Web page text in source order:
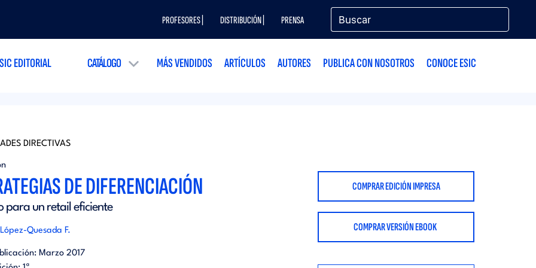
PROFESORES | DISTRIBUCIÓN | PRENSA
EDITORIAL CATÁLOGO MÁS VENDIDOS ARTÍCULOS AUTORES PUBLICA CON NOSOTROS CONOCE ESIC
DIRECTIVAS
DE DIFERENCIACIÓN
para un retail eficiente
Quesada F.
Marzo 2017
COMPRAR EDICIÓN IMPRESA
COMPRAR VERSIÓN EBOOK